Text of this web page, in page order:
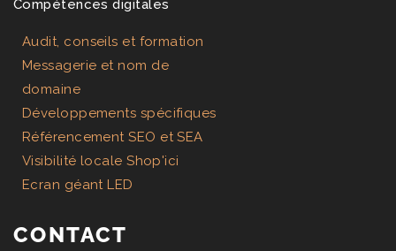
Compétences digitales
Audit, conseils et formation
Messagerie et nom de
domaine
Développements spécifiques
Référencement SEO et SEA
Visibilité locale Shop'ici
Ecran géant LED
CONTACT